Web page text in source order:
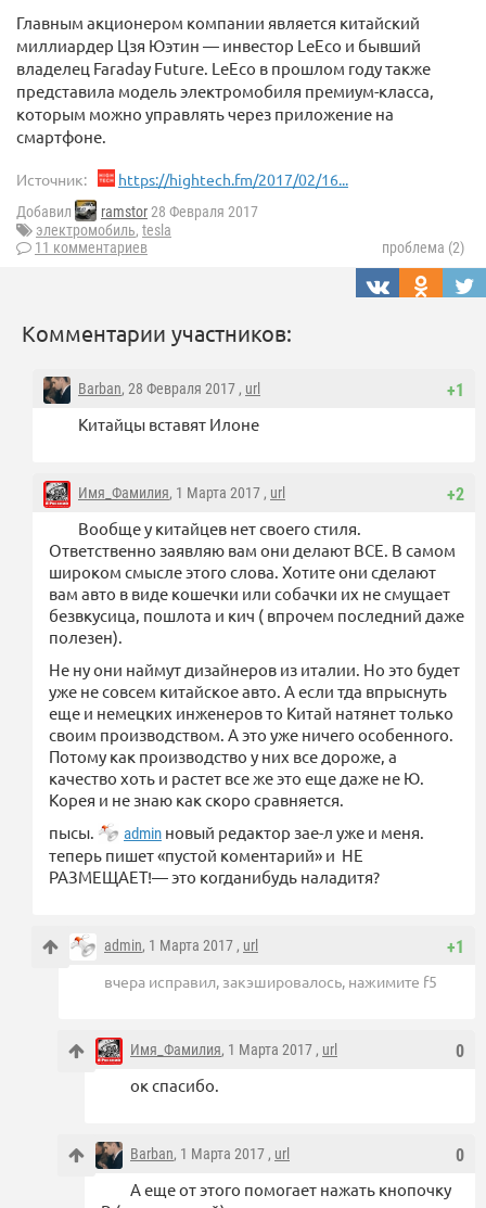
Главным акционером компании является китайский
миллиардер Цзя Юэтин — инвестор LeEco и бывший
владелец Faraday Future. LeEco в прошлом году также
представила модель электромобиля премиум-класса,
которым можно управлять через приложение на
смартфоне.
Источник: https://hightech.fm/2017/02/16...
Добавил ramstor28 Февраля 2017
электромобиль, tesla
11 комментариев
проблема (2)
Комментарии участников:
+1
Barban, 28 Февраля 2017 , url
Китайцы вставят Илоне
+2
Имя_Фамилия, 1 Марта 2017 , url
Вообще у китайцев нет своего стиля.
Ответственно заявляю вам они делают ВСЕ. В самом
широком смысле этого слова. Хотите они сделают
вам авто в виде кошечки или собачки их не смущает
безвкусица, пошлота и кич ( впрочем последний даже
полезен).
Не ну они наймут дизайнеров из италии. Но это будет
уже не совсем китайское авто. А если тда впрыснуть
еще и немецких инженеров то Китай натянет только
своим производством. А это уже ничего особенного.
Потому как производство у них все дороже, а
качество хоть и растет все же это еще даже не Ю.
Корея и не знаю как скоро сравняется.
пысы.
admin новый редактор зае-л уже и меня.
теперь пишет «пустой коментарий» и НЕ
РАЗМЕЩАЕТ!— это когданибудь наладитя?
+1
admin, 1 Марта 2017 , url
вчера исправил, закэшировалось, нажимите f5
0
Имя_Фамилия, 1 Марта 2017 , url
ок спасибо.
0
Barban, 1 Марта 2017 , url
А еще от этого помогает нажать кнопочку